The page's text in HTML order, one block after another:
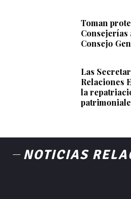
Toman
Consejerías
Consejo
Las
Relaciones
la
NOTICIAS